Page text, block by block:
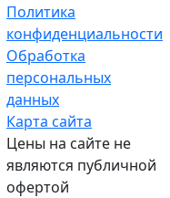
Политика
конфиденциальности
Обработка
персональных
данных
Карта сайта
Цены на сайте не
являются публичной
офертой